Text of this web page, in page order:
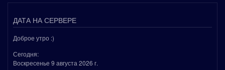
ДАТА НА СЕРВЕРЕ
Доброе утро :)
Сегодня:
Воскресенье 9 августа 2026 г.